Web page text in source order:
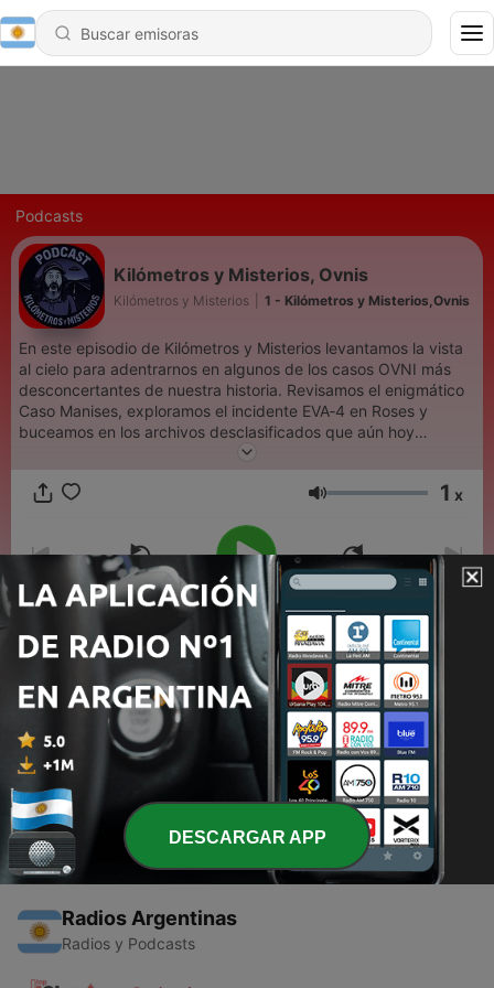
Podcasts
Kilómetros y Misterios, Ovnis
Kilómetros y Misterios 1 - Kilómetros y Misterios,Ovnis
En este episodio de Kilómetros y Misterios levantamos la vista
al cielo para adentrarnos en algunos de los casos OVNI más
desconcertantes de nuestra historia. Revisamos el enigmático
Caso Manises, exploramos el incidente EVA‑4 en Roses y
buceamos en los archivos desclasificados que aún hoy
plantean más preguntas que respuestas. Un viaje entre luces
resiste a ocultar.
Volumen 1 x
00:00
Episodios
1 - Kilómetros y Misterios,Ovnis
14 dic. 2025
Radios Argentinas
Radios y Podcasts
DESCARGAR APP